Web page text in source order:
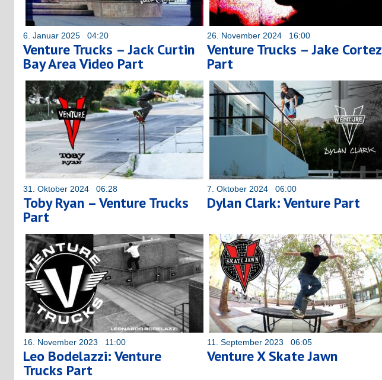
6. Januar 2025 04:20
Venture Trucks – Jack Curtin
Bay Area Video Part
26. November 2024 16:00
Venture Trucks – Jake Cortez
Part
31. Oktober 2024 06:28
Toby Ryan – Venture Trucks
Part
7. Oktober 2024 06:00
Dylan Clark: Venture Part
16. November 2023 11:00
Leo Bodelazzi: Venture
Trucks Part
11. September 2023 06:05
Venture X Skate Jawn